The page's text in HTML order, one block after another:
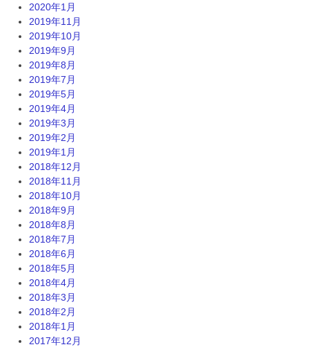
2020年1月
2019年11月
2019年10月
2019年9月
2019年8月
2019年7月
2019年5月
2019年4月
2019年3月
2019年2月
2019年1月
2018年12月
2018年11月
2018年10月
2018年9月
2018年8月
2018年7月
2018年6月
2018年5月
2018年4月
2018年3月
2018年2月
2018年1月
2017年12月